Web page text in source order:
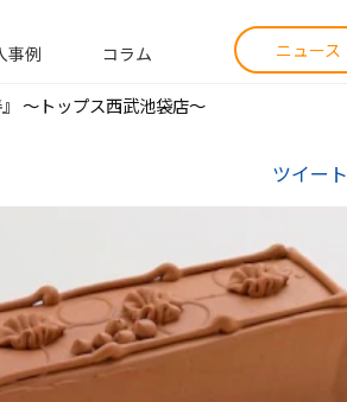
事例 コラム ニュース
～トップス西武池袋店～
ツイート